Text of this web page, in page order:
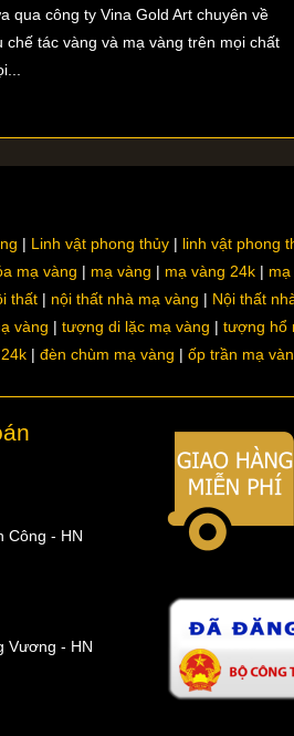
qua công ty Vina Gold Art chuyên về
chế tác vàng và mạ vàng trên mọi chất
Linh vật phong thủy
linh vật phong
mạ vàng mạ vàng mạ vàng 24k
mạ
thất nội thất nhà mạ vàng
Nội thất
vàng tượng di lặc mạ vàng
tượng hổ
đèn chùm mạ vàng ốp trần mạ
Công - HN
Vương - HN